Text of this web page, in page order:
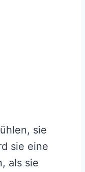
sie
sie eine
als sie